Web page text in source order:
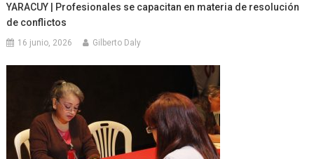
YARACUY | Profesionales se capacitan en materia de resolución
de conflictos
16 junio, 2026 Gilberto Daly